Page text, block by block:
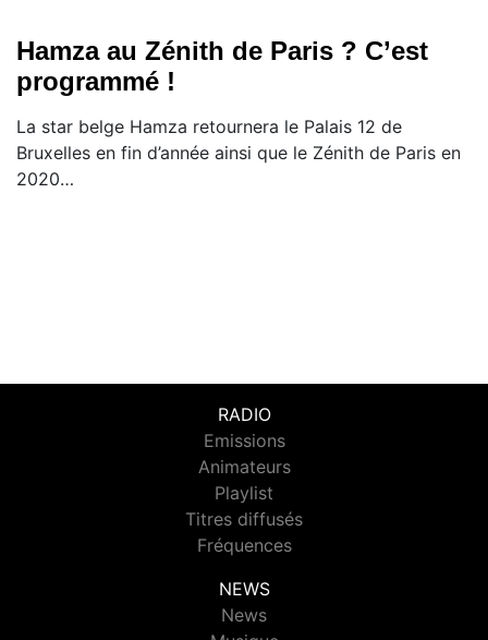
Hamza au Zénith de Paris ? C’est
programmé !
La star belge Hamza retournera le Palais 12 de
Bruxelles en fin d’année ainsi que le Zénith de Paris en
2020…
RADIO
Emissions
Animateurs
Playlist
Titres diffusés
Fréquences
NEWS
News